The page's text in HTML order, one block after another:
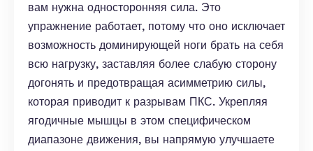
вам нужна односторонняя сила. Это
упражнение работает, потому что оно исключает
возможность доминирующей ноги брать на себя
всю нагрузку, заставляя более слабую сторону
догонять и предотвращая асимметрию силы,
которая приводит к разрывам ПКС. Укрепляя
ягодичные мышцы в этом специфическом
диапазоне движения, вы напрямую улучшаете